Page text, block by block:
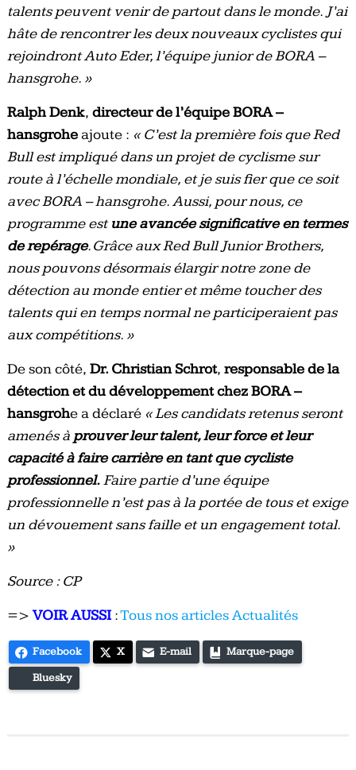
talents peuvent venir de partout dans le monde. J’ai
hâte de rencontrer les deux nouveaux cyclistes qui
rejoindront Auto Eder, l’équipe junior de BORA –
hansgrohe. »
Ralph Denk, directeur de l’équipe BORA –
hansgroheajoute : « C’est la première fois que Red
Bull est impliqué dans un projet de cyclisme sur
route à l’échelle mondiale, et je suis fier que ce soit
avec BORA – hansgrohe. Aussi, pour nous, ce
programme estune avancée significative en termes
de repérage. Grâce aux Red Bull Junior Brothers,
nous pouvons désormais élargir notre zone de
détection au monde entier et même toucher des
talents qui en temps normal ne participeraient pas
aux compétitions. »
De son côté, Dr. Christian Schrot, responsable de la
détection et du développement chez BORA –
hansgrohe a déclaré « Les candidats retenus seront
amenés à prouver leur talent, leur force et leur
capacité à faire carrière en tant que cycliste
professionnel.Faire partie d’une équipe
professionnelle n’est pas à la portée de tous et exige
un dévouement sans faille et un engagement total.
»
Source : CP
=>VOIR AUSSI:Tous nos articles Actualités
Facebook X E-mail Marque-page
Bluesky